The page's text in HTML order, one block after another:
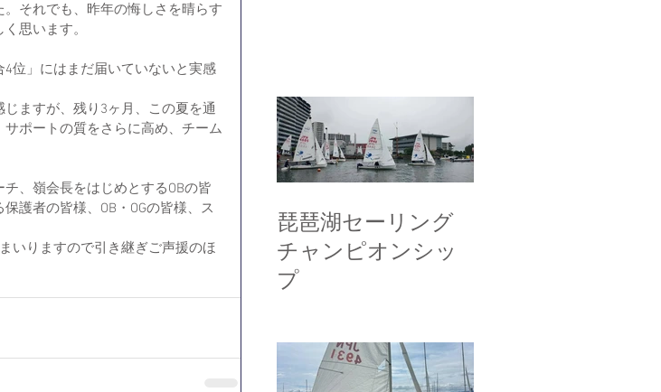
それでも、昨年の悔しさを晴らす
思います。
位」にはまだ届いていないと実感
ますが、残り3ヶ月、この夏を通
ポートの質をさらに高め、チーム
、嶺会長をはじめとするOBの皆
護者の皆様、OB・OGの皆様、ス
いりますので引き継ぎご声援のほ
琵琶湖セーリング
チャンピオンシッ
プ